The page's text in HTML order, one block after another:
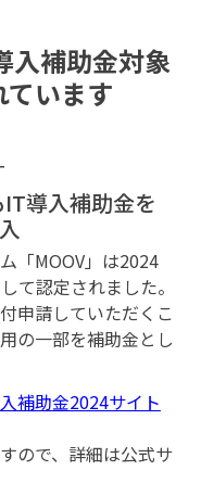
入補助金対象
います
導入補助金を
「MOOV」は2024
て認定されました。
申請していただくこ
の一部を補助金とし
補助金2024サイト
ので、詳細は公式サ